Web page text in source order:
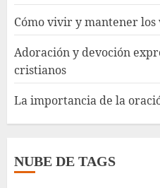
Cómo vivir y mantener
Adoración y devoción
cristianos
La importancia de la
NUBE DE TAGS